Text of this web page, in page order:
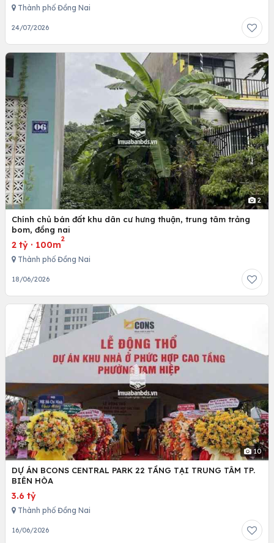
Thành phố Đồng Nai
24/07/2026
2
Chính chủ bán đất khu dân cư hưng thuận, trung tâm trảng
bom, đồng nai
2 tỷ · 100m
2
Thành phố Đồng Nai
18/06/2026
10
DỰ ÁN BCONS CENTRAL PARK 22 TẦNG TẠI TRUNG TÂM TP.
BIÊN HÒA
3.6 tỷ
Thành phố Đồng Nai
16/06/2026